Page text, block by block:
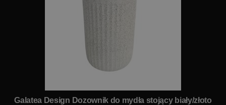
Galatea Design Dozownik do mydła stojący biały/złoto